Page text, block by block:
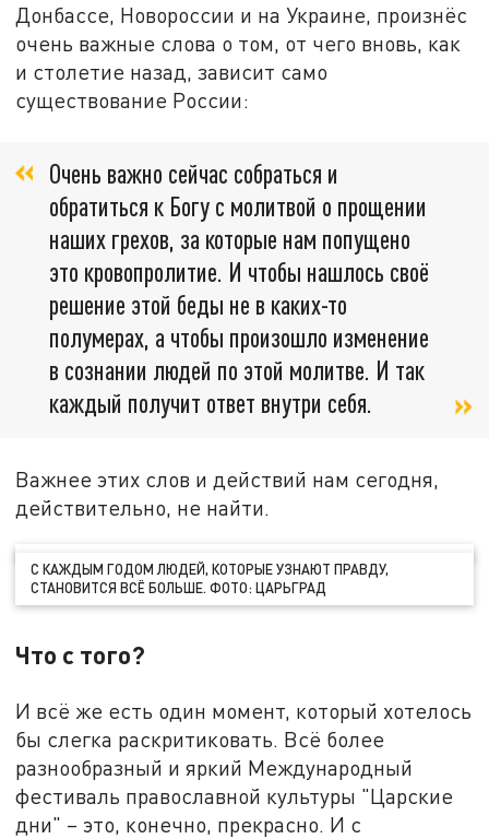
Донбассе, Новороссии и на Украине, произнёс
очень важные слова о том, от чего вновь, как
и столетие назад, зависит само
существование России:
Очень важно сейчас собраться и
обратиться к Богу с молитвой о прощении
наших грехов, за которые нам попущено
это кровопролитие. И чтобы нашлось своё
решение этой беды не в каких-то
полумерах, а чтобы произошло изменение
в сознании людей по этой молитве. И так
каждый получит ответ внутри себя.
Важнее этих слов и действий нам сегодня,
действительно, не найти.
С КАЖДЫМ ГОДОМ ЛЮДЕЙ, КОТОРЫЕ УЗНАЮТ ПРАВДУ,
СТАНОВИТСЯ ВСЁ БОЛЬШЕ. ФОТО: ЦАРЬГРАД
Что с того?
И всё же есть один момент, который хотелось
бы слегка раскритиковать. Всё более
разнообразный и яркий Международный
фестиваль православной культуры "Царские
дни" – это, конечно, прекрасно. И с